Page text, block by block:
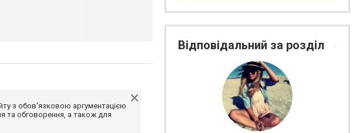
з обов'язковою аргументацією
та обговорення, а також для
Відповідальний за розділ